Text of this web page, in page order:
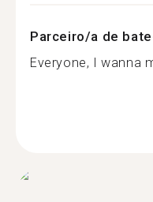
Parceiro/a de
Everyone, I wanna